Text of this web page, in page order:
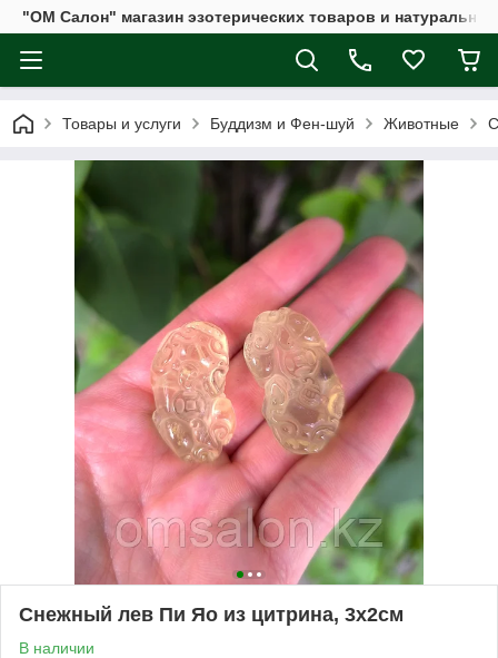
"ОМ Салон" магазин эзотерических товаров и
Товары и услуги Буддизм и Фен-шуй Животные
Снежный лев Пи Яо из цитрина, 3х2см
В наличии